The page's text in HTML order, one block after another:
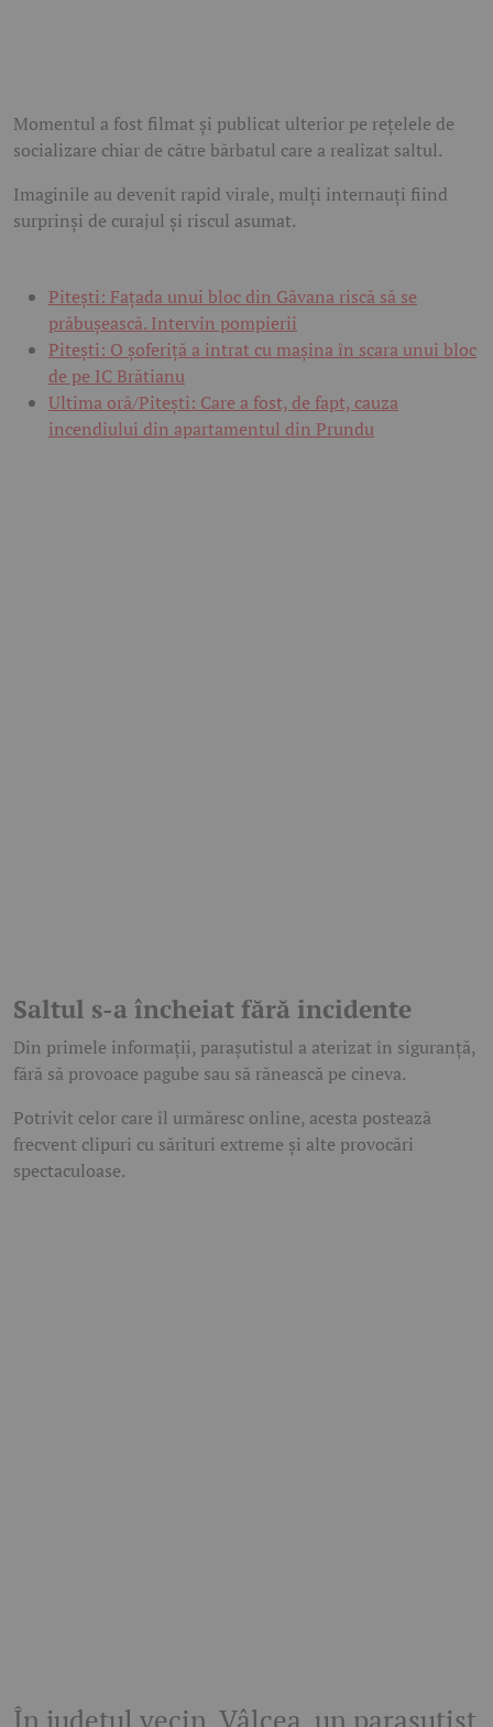
Momentul a fost filmat și publicat ulterior pe rețelele de
socializare chiar de către bărbatul care a realizat saltul.
Imaginile au devenit rapid virale, mulți internauți fiind
surprinși de curajul și riscul asumat.
Pitești: Fațada unui bloc din Găvana riscă să se
prăbușească. Intervin pompierii
Pitești: O șoferiță a intrat cu mașina în scara unui bloc
de pe IC Brătianu
Ultima oră/Pitești: Care a fost, de fapt, cauza
incendiului din apartamentul din Prundu
Saltul s-a încheiat fără incidente
Din primele informații, parașutistul a aterizat în siguranță,
fără să provoace pagube sau să rănească pe cineva.
Potrivit celor care îl urmăresc online, acesta postează
frecvent clipuri cu sărituri extreme și alte provocări
spectaculoase.